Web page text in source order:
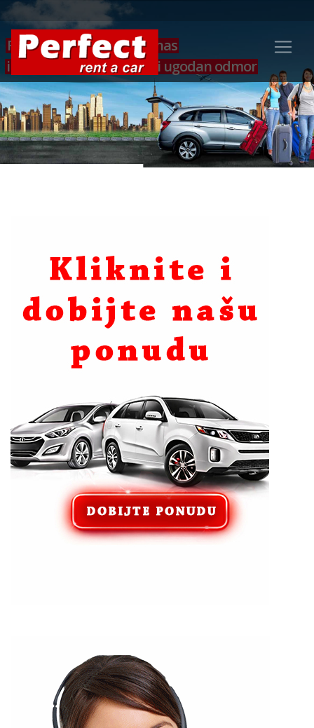
Rezervišite vozilo već danas
i osigurajte sebi siguran i ugodan odmor